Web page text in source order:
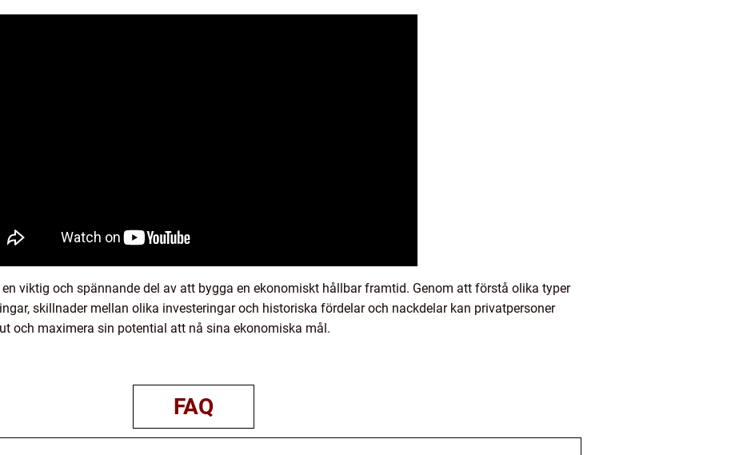
viktig och spännande del av att bygga en ekonomiskt hållbar framtid. Genom att förstå olika typer
skillnader mellan olika investeringar och historiska fördelar och nackdelar kan privatpersoner
och maximera sin potential att nå sina ekonomiska mål.
FAQ